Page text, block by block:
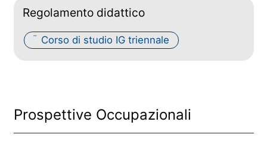
Regolamento didattico
PDF Corso di studio IG triennale
Prospettive Occupazionali